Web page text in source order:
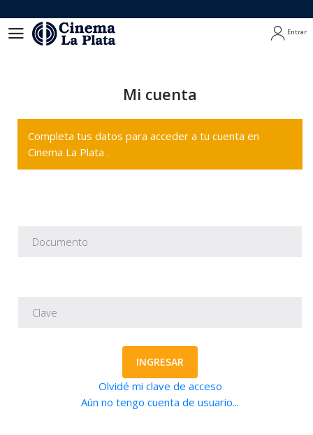
Entrar
Mi cuenta
Completa tus datos para acceder a tu cuenta en
Cinema La Plata .
INGRESAR
Olvidé mi clave de acceso
Aún no tengo cuenta de usuario...